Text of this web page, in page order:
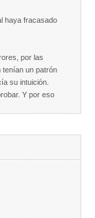
haya fracasado
por las
tenían un patrón
su intuición.
Y por eso